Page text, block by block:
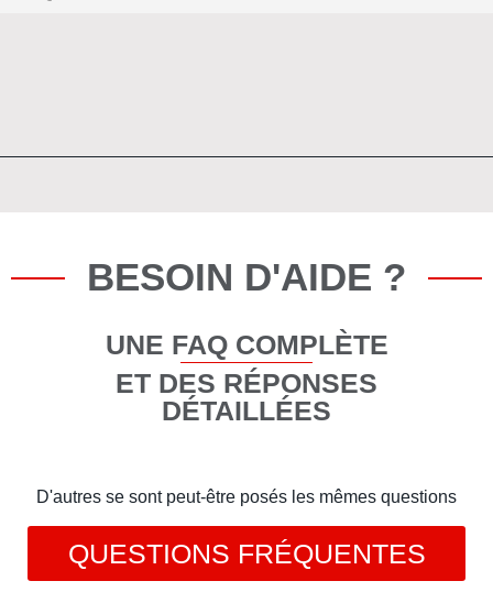
BESOIN D'AIDE ?
UNE FAQ COMPLÈTE
ET DES RÉPONSES
DÉTAILLÉES
D'autres se sont peut-être posés les mêmes questions
QUESTIONS FRÉQUENTES